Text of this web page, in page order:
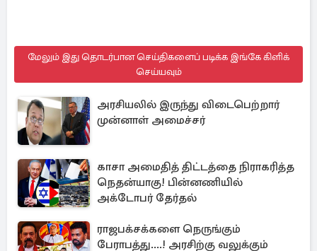
மேலும் இது தொடர்பான செய்திகளைப் படிக்க இங்கே கிளிக்
செய்யவும்
அரசியலில் இருந்து விடைபெற்றார்
முன்னாள் அமைச்சர்
காசா அமைதித் திட்டத்தை நிராகரித்த
நெதன்யாகு! பின்னணியில்
அக்டோபர் தேர்தல்
ராஜபக்சக்களை நெருங்கும்
பேராபத்து....! அரசிற்கு வலுக்கும்